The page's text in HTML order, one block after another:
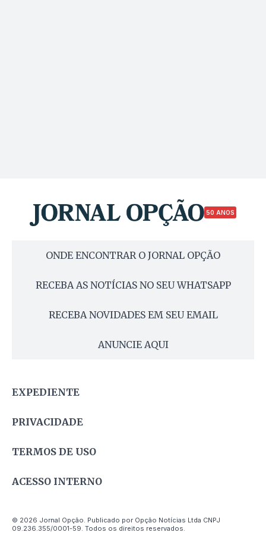
50 ANOS
ONDE ENCONTRAR O JORNAL OPÇÃO
RECEBA AS NOTÍCIAS NO SEU WHATSAPP
RECEBA NOVIDADES EM SEU EMAIL
ANUNCIE AQUI
EXPEDIENTE
PRIVACIDADE
TERMOS DE USO
ACESSO INTERNO
© 2026 Jornal Opção. Publicado por Opção Notícias Ltda CNPJ
09.236.355/0001-59. Todos os direitos reservados.